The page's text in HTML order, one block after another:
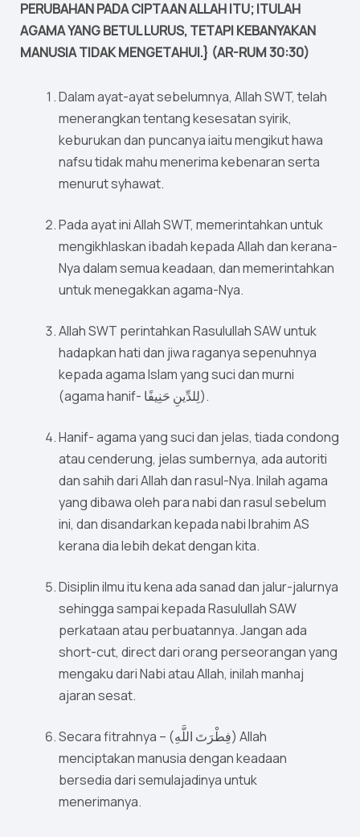
PERUBAHAN PADA CIPTAAN ALLAH ITU; ITULAH
AGAMA YANG BETUL LURUS, TETAPI KEBANYAKAN
MANUSIA TIDAK MENGETAHUI.} (AR-RUM 30:30)
Dalam ayat-ayat sebelumnya, Allah SWT, telah
menerangkan tentang kesesatan syirik,
keburukan dan puncanya iaitu mengikut hawa
nafsu tidak mahu menerima kebenaran serta
menurut syhawat.
Pada ayat ini Allah SWT, memerintahkan untuk
mengikhlaskan ibadah kepada Allah dan kerana-
Nya dalam semua keadaan, dan memerintahkan
untuk menegakkan agama-Nya.
Allah SWT perintahkan Rasulullah SAW untuk
hadapkan hati dan jiwa raganya sepenuhnya
kepada agama Islam yang suci dan murni
(agama hanif- لِلدِّينِ حَنِيفًا).
Hanif- agama yang suci dan jelas, tiada condong
atau cenderung, jelas sumbernya, ada autoriti
dan sahih dari Allah dan rasul-Nya. Inilah agama
yang dibawa oleh para nabi dan rasul sebelum
ini, dan disandarkan kepada nabi Ibrahim AS
kerana dia lebih dekat dengan kita.
Disiplin ilmu itu kena ada sanad dan jalur-jalurnya
sehingga sampai kepada Rasulullah SAW
perkataan atau perbuatannya. Jangan ada
short-cut, direct dari orang perseorangan yang
mengaku dari Nabi atau Allah, inilah manhaj
ajaran sesat.
Secara fitrahnya – (فِطْرَتَ اللَّهِ) Allah
menciptakan manusia dengan keadaan
bersedia dari semulajadinya untuk
menerimanya.